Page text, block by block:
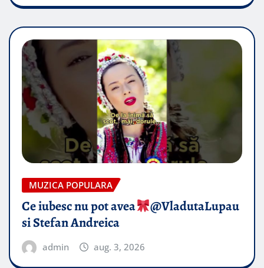
MUZICA POPULARA
Ce iubesc nu pot avea
​@VladutaLupau
si Stefan Andreica
admin aug. 3, 2026